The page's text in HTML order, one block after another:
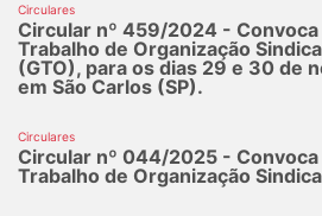
Circulares
Circular nº 459/2024 -
Trabalho de Organização
(GTO), para os dias 29 e 30 de
em São Carlos (SP).
Circulares
Circular nº 044/2025 -
Trabalho de Organização